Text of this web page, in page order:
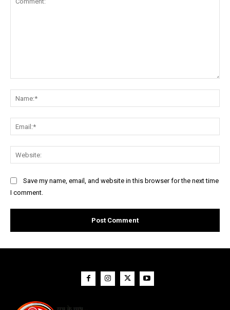
Save my name, email, and website in this browser for the next time
I comment.